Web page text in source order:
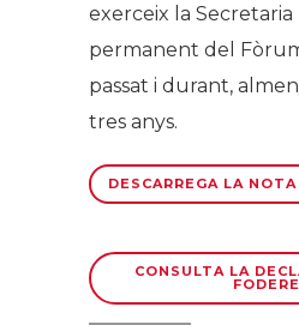
exerceix la
permanent del
passat i durant,
tres anys.
DESCARREGA LA
CONSULTA LA
FODERE